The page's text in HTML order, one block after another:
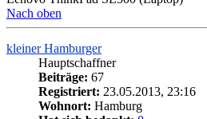
Nach oben
kleiner Hamburger
Hauptschaffner
Beiträge: 67
Registriert: 23.05.2013, 23:16
Wohnort: Hamburg